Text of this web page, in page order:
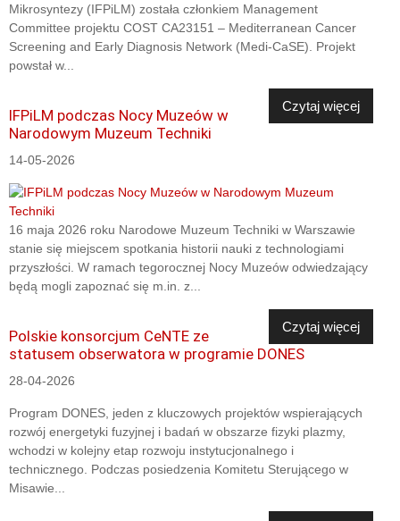
Mikrosyntezy (IFPiLM) została członkiem Management
Committee projektu COST CA23151 – Mediterranean Cancer
Screening and Early Diagnosis Network (Medi-CaSE). Projekt
powstał w...
Czytaj więcej
IFPiLM podczas Nocy Muzeów w
Narodowym Muzeum Techniki
14-05-2026
16 maja 2026 roku Narodowe Muzeum Techniki w Warszawie
stanie się miejscem spotkania historii nauki z technologiami
przyszłości. W ramach tegorocznej Nocy Muzeów odwiedzający
będą mogli zapoznać się m.in. z...
Czytaj więcej
Polskie konsorcjum CeNTE ze
statusem obserwatora w programie DONES
28-04-2026
Program DONES, jeden z kluczowych projektów wspierających
rozwój energetyki fuzyjnej i badań w obszarze fizyki plazmy,
wchodzi w kolejny etap rozwoju instytucjonalnego i
technicznego. Podczas posiedzenia Komitetu Sterującego w
Misawie...